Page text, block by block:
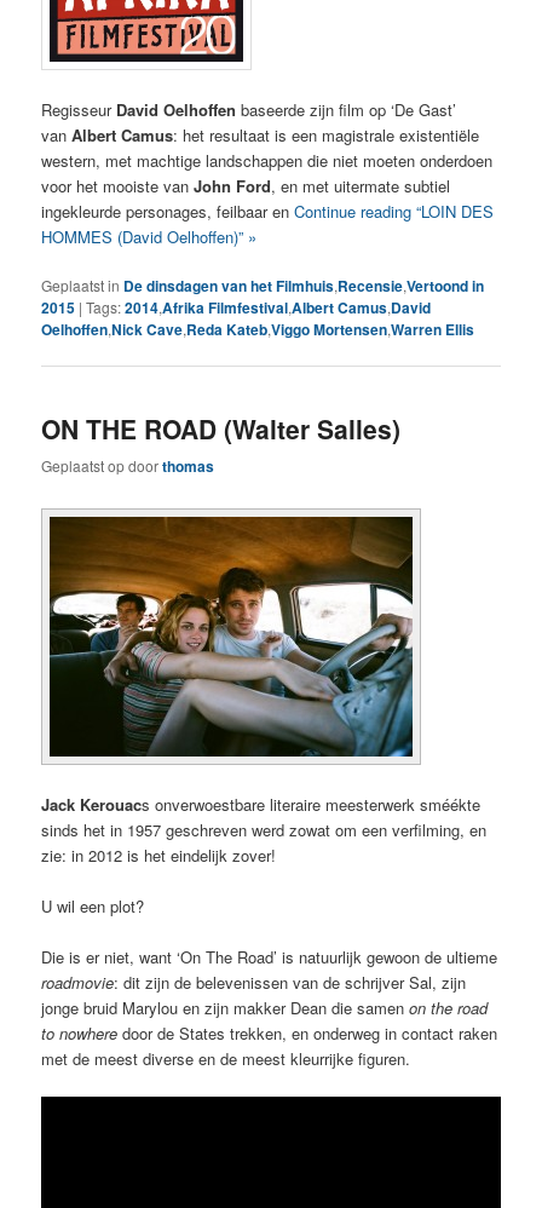
RegisseurDavid Oelhoffenbaseerde zijn film op ‘De Gast’
van Albert Camus: het resultaat is een magistrale existentiële
western, met machtige landschappen die niet moeten onderdoen
voor het mooiste van John Ford, en met uitermate subtiel
ingekleurde personages, feilbaar enContinue reading “LOIN DES
HOMMES (David Oelhoffen)” »
Geplaatst in De dinsdagen van het Filmhuis,Recensie,Vertoond in
2015 |Tags:2014,Afrika Filmfestival,Albert Camus,David
Oelhoffen,Nick Cave,Reda Kateb,Viggo Mortensen,Warren Ellis
ON THE ROAD (Walter Salles)
Geplaatst opdoorthomas
Jack Kerouacs onverwoestbare literaire meesterwerk sméékte
sinds het in 1957 geschreven werd zowat om een verfilming, en
zie: in 2012 is het eindelijk zover!
U wil een plot?
Die is er niet, want ‘On The Road’ is natuurlijk gewoon de ultieme
roadmovie: dit zijn de belevenissen van de schrijver Sal, zijn
jonge bruid Marylou en zijn makker Dean die samenon the road
to nowhere door de States trekken, en onderweg in contact raken
met de meest diverse en de meest kleurrijke figuren.